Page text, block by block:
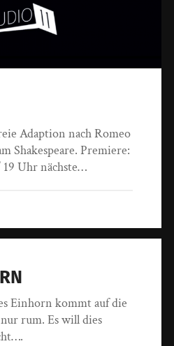
Adaption nach Romeo
Shakespeare. Premiere:
19 Uhr nächste…
Einhorn kommt auf die
rum. Es will dies